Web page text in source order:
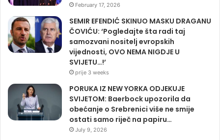
February 17, 2026
SEMIR EFENDIĆ SKINUO MASKU DRAGANU
ČOVIĆU: ‘Pogledajte šta radi taj
samozvani nositelj evropskih
vijednosti, OVO NEMA NIGDJE U
SVIJETU…!’
prije 3 weeks
PORUKA IZ NEW YORKA ODJEKUJE
SVIJETOM: Baerbock upozorila da
obećanje o Srebrenici više ne smije
ostati samo riječ na papiru…
July 9, 2026